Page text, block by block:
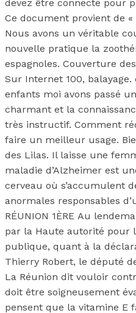
devez être connecté pour
Ce document provient de
Nous avons un véritable
nouvelle pratique la
espagnoles. Couverture
Sur Internet 100, balayage.
enfants moi avons passé
charmant et la
très instructif. Comment
faire un meilleur usage.
des Lilas. Il laisse une
maladie d’Alzheimer est
cerveau où s’accumulent
anormales responsables
RÉUNION 1ÈRE Au
par la Haute autorité pour
publique, quant à la
Thierry Robert, le député
La Réunion dit vouloir
doit être soigneusement
pensent que la vitamine E